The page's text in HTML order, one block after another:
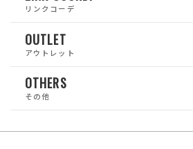
リンクコーデ
OUTLET
アウトレット
OTHERS
その他